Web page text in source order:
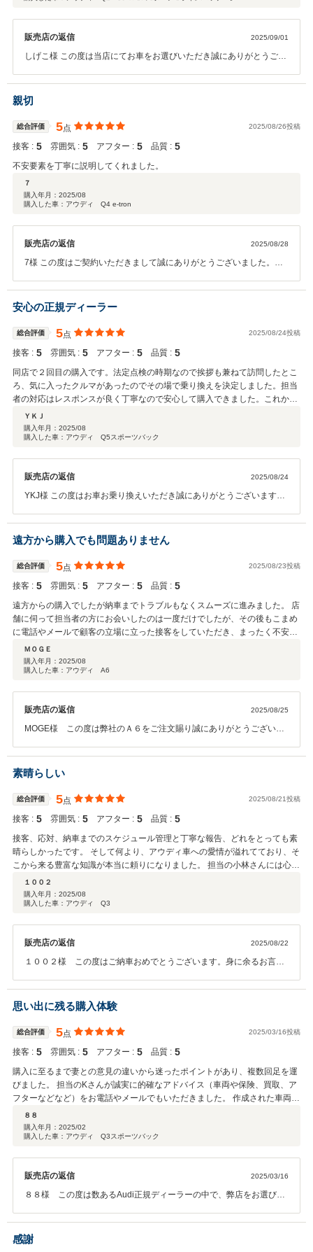
販売店の返信 2025/09/01
しげこ様 この度は当店にてお車をお選びいただき誠にありがとうござ
ていただけるよう努めてまいりますので引き続きどうぞ宜しくお願い
致します。
親切
総合評価 5点 2025/08/26投稿
接客 : 5 雰囲気 : 5 アフター : 5 品質 : 5
不安要素を丁寧に説明してくれました。
７
購入年月： 2025/08
購入した車：アウディ Q4 e-tron
販売店の返信 2025/08/28
7様 この度はご契約いただきまして誠にありがとうございました。そ
ただきまして、社員一同心から感謝しております。 何かお困りの際
は、お気軽にご相談ください。 今後とも、どうぞ宜しくお願い致しま
安心の正規ディーラー
総合評価 5点 2025/08/24投稿
接客 : 5 雰囲気 : 5 アフター : 5 品質 : 5
同店で２回目の購入です。法定点検の時期なので挨拶も兼ねて訪問したとこ
ろ、気に入ったクルマがあったのでその場で乗り換えを決定しました。担当
者の対応はレスポンスが良く丁寧なので安心して購入できました。これから
もよろしくお願い致します。
ＹＫＪ
購入年月： 2025/08
購入した車：アウディ Q5スポーツバック
販売店の返信 2025/08/24
YKJ様 この度はお車お乗り換えいただき誠にありがとうございます。
遠方から購入でも問題ありません
総合評価 5点 2025/08/23投稿
接客 : 5 雰囲気 : 5 アフター : 5 品質 : 5
遠方からの購入でしたが納車までトラブルもなくスムーズに進みました。 店
舗に伺って担当者の方にお会いしたのは一度だけでしたが、その後もこまめ
に電話やメールで顧客の立場に立った接客をしていただき、まったく不安を
感じることはありませんでした。 車自体もすごく程度が良く大満足でした。
アウディ車が欲しいけど地元ではなかなかないという方にはすごくおすすめ
のお店です。
ＭＯＧＥ
購入年月： 2025/08
購入した車：アウディ A6
販売店の返信 2025/08/25
MOGE様 この度は弊社のＡ６をご注文賜り誠にありがとうございま
ます。Ａｕｄｉのハイエンドモデル・Ａ６を末永くお楽しみいただけ
ますよう、管轄Ａｕｄｉ正規ディーラーと連携してサポートさせてい
いただきます。今後とも何卒よろしくお願い申し上げます。小林
素晴らしい
総合評価 5点 2025/08/21投稿
接客 : 5 雰囲気 : 5 アフター : 5 品質 : 5
接客、応対、納車までのスケジュール管理と丁寧な報告、どれをとっても素
晴らしかったです。 そして何より、アウディ車への愛情が溢れてており、そ
こから来る豊富な知識が本当に頼りになりました。 担当の小林さんには心か
ら感謝しております。 これから長い付き合いになると思いますが、安心して
お任せできると安堵しています。 本当にありがとうございました。
１００２
購入年月： 2025/08
購入した車：アウディ Q3
販売店の返信 2025/08/22
１００２様 この度はご納車おめでとうございます。身に余るお言葉
にご協力をいただいたこと、またAudi自動車保険プレミアムへご加入
いただきましたこと、深くお礼申し上げます。全力でサポートさせて
いただきます。お困りのことがありましたら、すぐにご連絡くださ
い。今後とも何卒よろしくお願い申し上げます。小林
思い出に残る購入体験
総合評価 5点 2025/03/16投稿
接客 : 5 雰囲気 : 5 アフター : 5 品質 : 5
購入に至るまで妻との意見の違いから迷ったポイントがあり、複数回足を運
びました。 担当のKさんが誠実に的確なアドバイス（車両や保険、買取、ア
フターなどなど）をお電話やメールでもいただきました。 作成された車両の
紹介動画も素晴らしく、購入意欲をそそられました。 ウィークポイントだっ
たところが逆にオンリーワンに感じるようになったこと。このお店でKさん
から購入できたこと。結果的に大満足な買い物となりました。 今回の一連の
８８
購入年月： 2025/02
購入した車：アウディ Q3スポーツバック
販売店の返信 2025/03/16
８８様 この度は数あるAudi正規ディーラーの中で、弊店をお選びい
無二のすばらしい車両でございました。良い出会いになりましたこ
と、私も大変うれしく思います。自動車保険へのご加入もありがとう
感謝